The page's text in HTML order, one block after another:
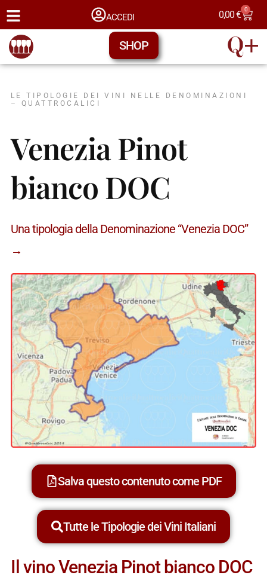
ACCEDI 0,00€ 0
SHOP
LE TIPOLOGIE DEI VINI NELLE DENOMINAZIONI
– QUATTROCALICI
Venezia Pinot
bianco DOC
Una tipologia della Denominazione “Venezia DOC”
→
Salva questo contenuto come PDF
Tutte le Tipologie dei Vini Italiani
Il vino Venezia Pinot bianco DOC